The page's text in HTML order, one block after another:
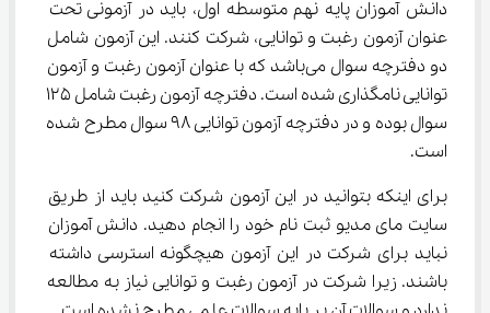
دانش آموزان پایه نهم متوسطه اول، باید در آزمونی تحت
عنوان آزمون رغبت و توانایی، شرکت کنند. این آزمون شامل
دو دفترچه سوال می‌باشد که با عنوان آزمون رغبت و آزمون
سوال بوده و در دفترچه آزمون توانایی ۹۸ سوال مطرح شده
است.
برای اینکه بتوانید در این آزمون شرکت کنید باید از طریق
سایت مای مدیو ثبت نام خود را انجام دهید. دانش آموزان
نباید برای شرکت در این آزمون هیچگونه استرسی داشته
باشند. زیرا شرکت در آزمون رغبت و توانایی نیاز به مطالعه